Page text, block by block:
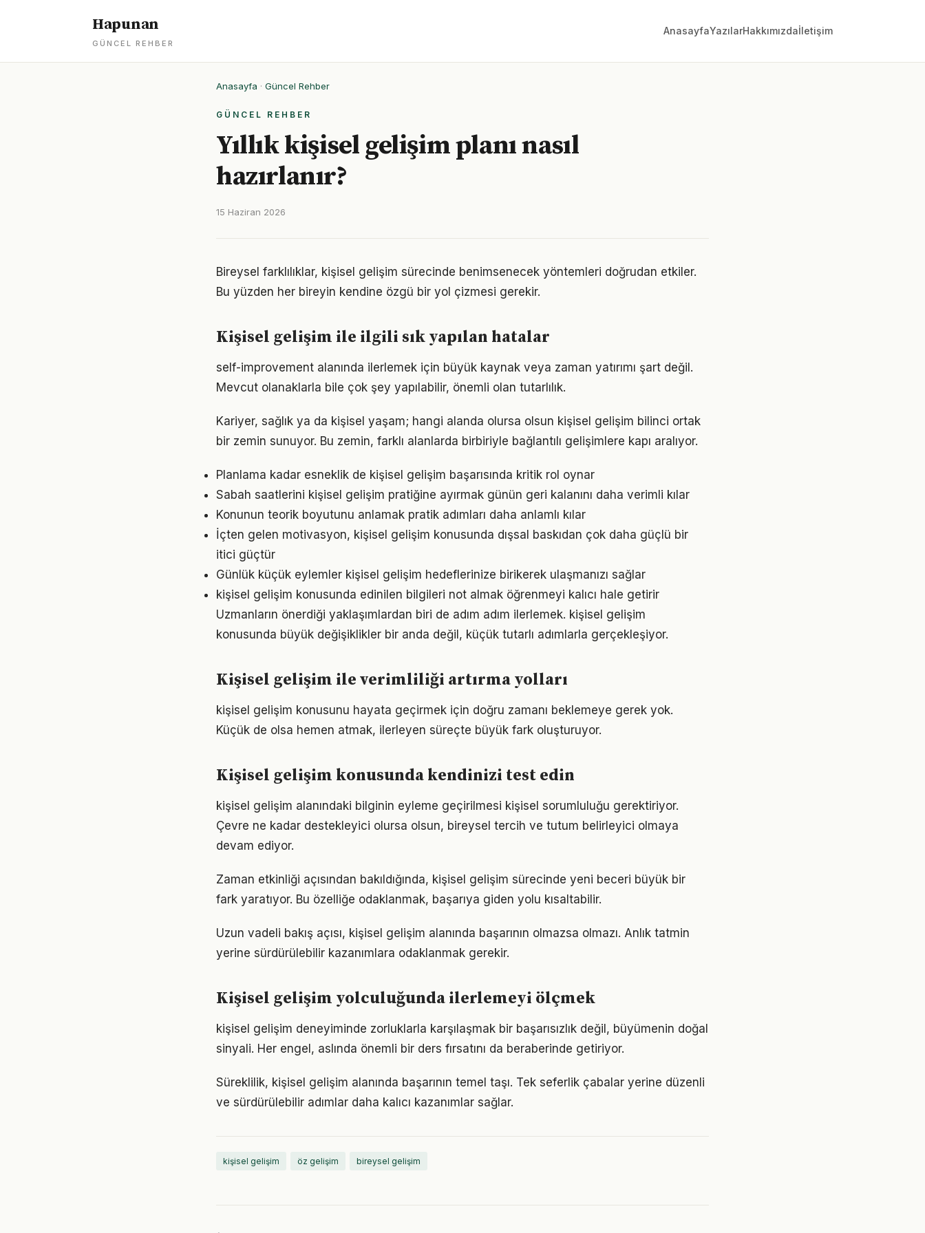
Hapunan
GÜNCEL REHBER
AnasayfaYazılarHakkımızdaİletişim
Anasayfa · Güncel Rehber
GÜNCEL REHBER
Yıllık kişisel gelişim planı nasıl
hazırlanır?
15 Haziran 2026
Bireysel farklılıklar, kişisel gelişim sürecinde benimsenecek yöntemleri doğrudan etkiler.
Bu yüzden her bireyin kendine özgü bir yol çizmesi gerekir.
Kişisel gelişim ile ilgili sık yapılan hatalar
self-improvement alanında ilerlemek için büyük kaynak veya zaman yatırımı şart değil.
Mevcut olanaklarla bile çok şey yapılabilir, önemli olan tutarlılık.
Kariyer, sağlık ya da kişisel yaşam; hangi alanda olursa olsun kişisel gelişim bilinci ortak
bir zemin sunuyor. Bu zemin, farklı alanlarda birbiriyle bağlantılı gelişimlere kapı aralıyor.
Planlama kadar esneklik de kişisel gelişim başarısında kritik rol oynar
Sabah saatlerini kişisel gelişim pratiğine ayırmak günün geri kalanını daha verimli kılar
Konunun teorik boyutunu anlamak pratik adımları daha anlamlı kılar
İçten gelen motivasyon, kişisel gelişim konusunda dışsal baskıdan çok daha güçlü bir
itici güçtür
Günlük küçük eylemler kişisel gelişim hedeflerinize birikerek ulaşmanızı sağlar
kişisel gelişim konusunda edinilen bilgileri not almak öğrenmeyi kalıcı hale getirir
Uzmanların önerdiği yaklaşımlardan biri de adım adım ilerlemek. kişisel gelişim
konusunda büyük değişiklikler bir anda değil, küçük tutarlı adımlarla gerçekleşiyor.
Kişisel gelişim ile verimliliği artırma yolları
kişisel gelişim konusunu hayata geçirmek için doğru zamanı beklemeye gerek yok.
Küçük de olsa hemen atmak, ilerleyen süreçte büyük fark oluşturuyor.
Kişisel gelişim konusunda kendinizi test edin
kişisel gelişim alanındaki bilginin eyleme geçirilmesi kişisel sorumluluğu gerektiriyor.
Çevre ne kadar destekleyici olursa olsun, bireysel tercih ve tutum belirleyici olmaya
devam ediyor.
Zaman etkinliği açısından bakıldığında, kişisel gelişim sürecinde yeni beceri büyük bir
fark yaratıyor. Bu özelliğe odaklanmak, başarıya giden yolu kısaltabilir.
Uzun vadeli bakış açısı, kişisel gelişim alanında başarının olmazsa olmazı. Anlık tatmin
yerine sürdürülebilir kazanımlara odaklanmak gerekir.
Kişisel gelişim yolculuğunda ilerlemeyi ölçmek
kişisel gelişim deneyiminde zorluklarla karşılaşmak bir başarısızlık değil, büyümenin doğal
sinyali. Her engel, aslında önemli bir ders fırsatını da beraberinde getiriyor.
Süreklilik, kişisel gelişim alanında başarının temel taşı. Tek seferlik çabalar yerine düzenli
ve sürdürülebilir adımlar daha kalıcı kazanımlar sağlar.
kişisel gelişim öz gelişim bireysel gelişim